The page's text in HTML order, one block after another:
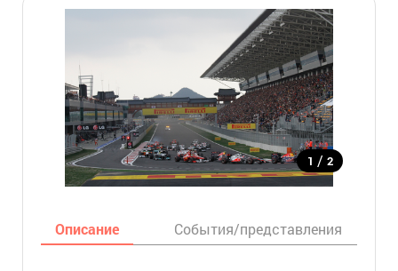
1 / 2
Описание События/представления